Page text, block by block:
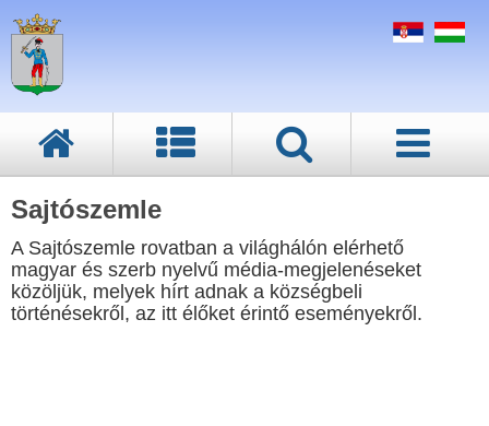
Sajtószemle
A Sajtószemle rovatban a világhálón elérhető
magyar és szerb nyelvű média-megjelenéseket
közöljük, melyek hírt adnak a községbeli
történésekről, az itt élőket érintő eseményekről.